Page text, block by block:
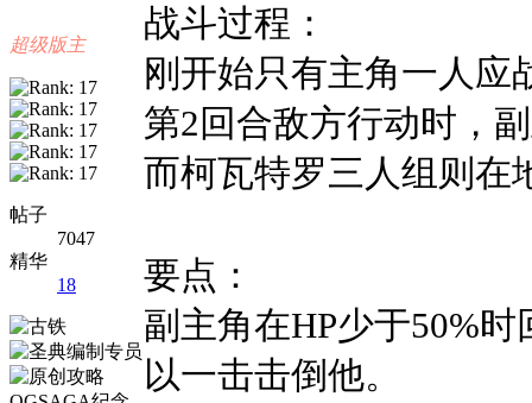
超级版主
帖子
7047
精华
18
战斗过程：
刚开始只有主角一人应
第2回合敌方行动时，
而柯瓦特罗三人组则在
要点：
副主角在HP少于50%
以一击击倒他。